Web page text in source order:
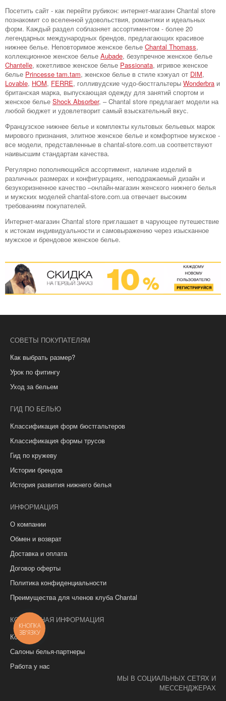
Посетить сайт - как перейти рубикон: интернет-магазин Chantal store
познакомит со вселенной удовольствия, романтики и идеальных
форм. Каждый раздел соблазняет ассортиментом - более 20
легендарных международных брендов, предлагающих красивое
нижнее белье. Неповторимое женское белье Chantal Thomass,
коллекционное женское белье Aubade, безупречное женское белье
Chantelle, кокетливое женское белье Passionata, игривое женское
белье Princesse tam.tam, женское белье в стиле кэжуал от DIM,
Lovable, HOM, FERRE, голливудские чудо-бюстгальтеры Wonderbra и
британская марка, выпускающая одежду для занятий спортом и
женское белье Shock Absorber, – Chantal store предлагает модели на
любой бюджет и удовлетворит самый взыскательный вкус.
Французское нижнее белье и комплекты культовых бельевых марок
мирового признания, элитное женское белье и комфортное мужское -
все модели, представленные в chantal-store.com.ua соответствуют
наивысшим стандартам качества.
Регулярно пополняющийся ассортимент, наличие изделий в
различных размерах и конфигурациях, неподражаемый дизайн и
безукоризненное качество –онлайн-магазин женского нижнего белья
и мужских моделей chantal-store.com.ua отвечает высоким
требованиям покупателей.
Интернет-магазин Chantal store приглашает в чарующее путешествие
к истокам индивидуальности и самовыражению через изысканное
мужское и брендовое женское белье.
СОВЕТЫ ПОКУПАТЕЛЯМ
Как выбрать размер?
Урок по фитингу
Уход за бельем
ГИД ПО БЕЛЬЮ
Классификация форм бюстгальтеров
Классификация формы трусов
Гид по кружеву
Истории брендов
История развития нижнего белья
ИНФОРМАЦИЯ
О компании
Обмен и возврат
Доставка и оплата
Договор оферты
Политика конфиденциальности
Преимущества для членов клуба Chantal
КОНТАКТНАЯ ИНФОРМАЦИЯ
Контакты
Салоны белья-партнеры
Работа у нас
МЫ В СОЦИАЛЬНЫХ СЕТЯХ И
МЕССЕНДЖЕРАХ
КНОПКА
ЗВ'ЯЗКУ